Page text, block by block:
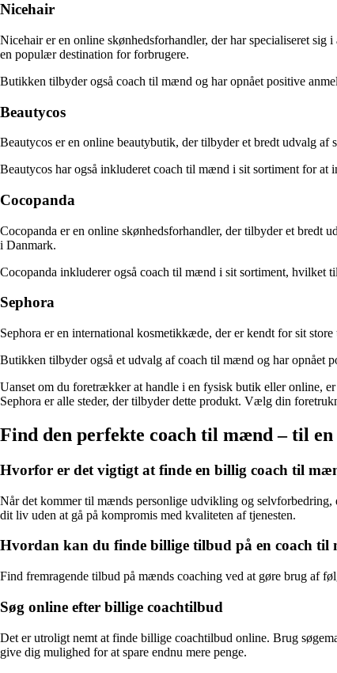
Nicehair
Nicehair er en online skønhedsforhandler, der har specialiseret
en populær destination for forbrugere.
Butikken tilbyder også coach til mænd og har opnået positive
Beautycos
Beautycos er en online beautybutik, der tilbyder et bredt udvalg
Beautycos har også inkluderet coach til mænd i sit sortiment for at
Cocopanda
Cocopanda er en online skønhedsforhandler, der tilbyder et bredt
i Danmark.
Cocopanda inkluderer også coach til mænd i sit sortiment, hvilket
Sephora
Sephora er en international kosmetikkæde, der er kendt for sit
Butikken tilbyder også et udvalg af coach til mænd og har opnået
Uanset om du foretrækker at handle i en fysisk butik eller online,
Sephora er alle steder, der tilbyder dette produkt. Vælg din
Find den perfekte coach til mænd – til
Hvorfor er det vigtigt at finde en billig coach til
Når det kommer til mænds personlige udvikling og selvforbedring,
dit liv uden at gå på kompromis med kvaliteten af tjenesten.
Hvordan kan du finde billige tilbud på en coach til
Find fremragende tilbud på mænds coaching ved at gøre brug af
Søg online efter billige coachtilbud
Det er utroligt nemt at finde billige coachtilbud online. Brug
give dig mulighed for at spare endnu mere penge.